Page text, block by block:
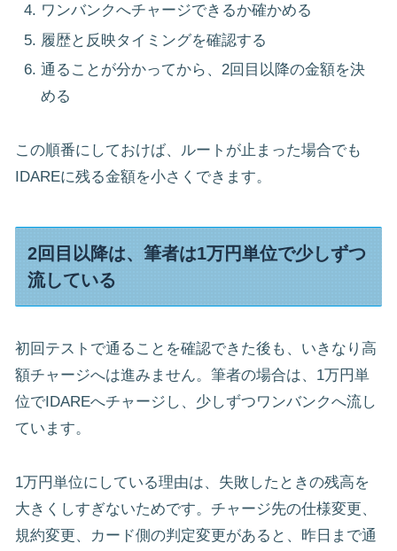
ワンバンクへチャージできるか確かめる
履歴と反映タイミングを確認する
通ることが分かってから、2回目以降の金額を決
める
この順番にしておけば、ルートが止まった場合でも
IDAREに残る金額を小さくできます。
2回目以降は、筆者は1万円単位で少しずつ
流している
初回テストで通ることを確認できた後も、いきなり高
額チャージへは進みません。筆者の場合は、1万円単
位でIDAREへチャージし、少しずつワンバンクへ流し
ています。
1万円単位にしている理由は、失敗したときの残高を
大きくしすぎないためです。チャージ先の仕様変更、
規約変更、カード側の判定変更があると、昨日まで通